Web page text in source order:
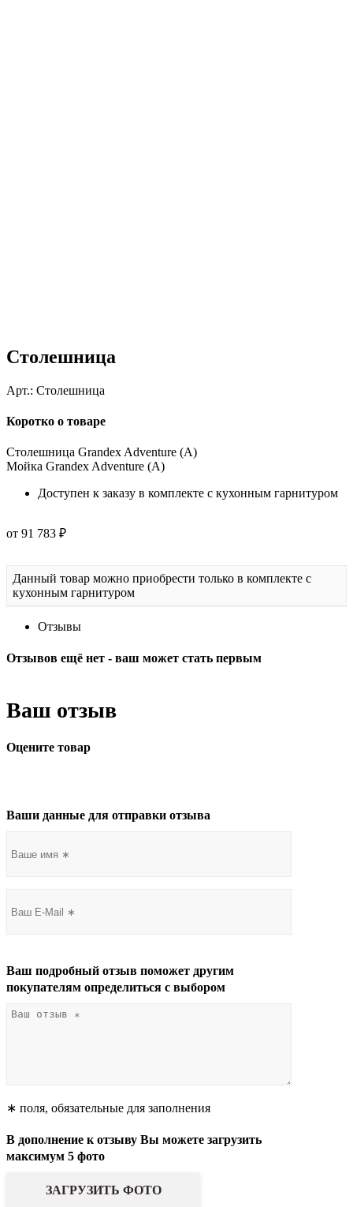
Столешница
Арт.: Столешница
Коротко о товаре
Столешница Grandex Adventure (A)
Мойка Grandex Adventure (A)
Доступен к заказу в комплекте с кухонным гарнитуром
от 91 783 ₽
Данный товар можно приобрести только в комплекте с
кухонным гарнитуром
Отзывы
Отзывов ещё нет - ваш может стать первым
Ваш отзыв
Оцените товар
Ваши данные для отправки отзыва
Ваш подробный отзыв поможет другим
покупателям определиться с выбором
∗ поля, обязательные для заполнения
В дополнение к отзыву Вы можете загрузить
максимум 5 фото
ЗАГРУЗИТЬ ФОТО